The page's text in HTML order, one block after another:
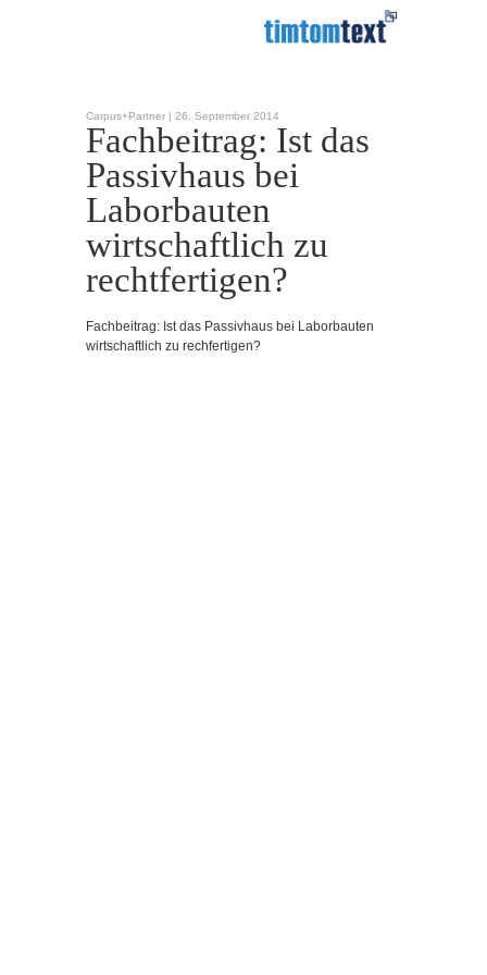
Carpus+Partner | 26. September 2014
Fachbeitrag: Ist das
Passivhaus bei
Laborbauten
wirtschaftlich zu
rechtfertigen?
Fachbeitrag: Ist das Passivhaus bei Laborbauten
wirtschaftlich zu rechfertigen?